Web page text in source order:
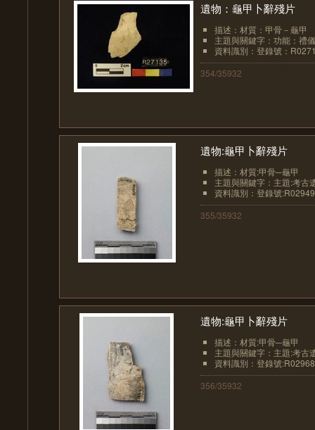
遺物：龜甲卜辭殘片
描述：材質：甲骨－龜甲
主題與關鍵字：功能：禮
資料識別：登錄號：
354/35932
遺物:龜甲卜辭殘片
描述：材質:甲骨─龜甲
主題與關鍵字：主題:考古
資料識別：登錄號
355/35932
遺物:龜甲卜辭殘片
描述：材質:甲骨─龜甲
主題與關鍵字：主題:考古
資料識別：登錄號
356/35932